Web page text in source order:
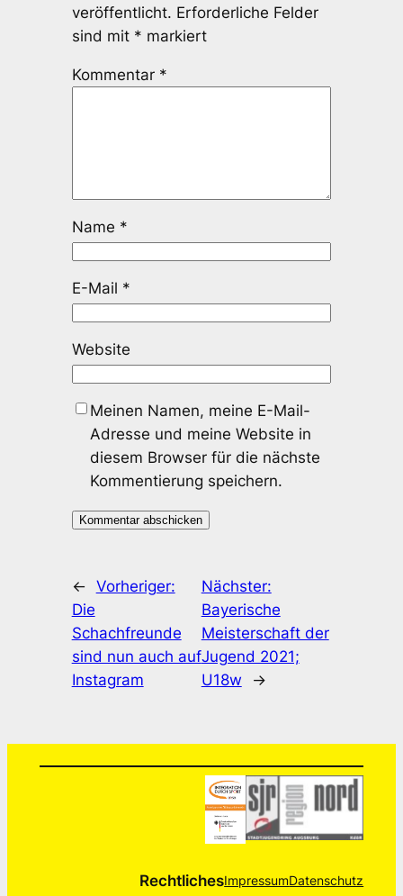
veröffentlicht. Erforderliche Felder
sind mit * markiert
Kommentar *
Name *
E-Mail *
Website
Meinen Namen, meine E-Mail-
Adresse und meine Website in
diesem Browser für die nächste
Kommentierung speichern.
← Vorheriger:
Die
Schachfreunde
sind nun auch auf
Instagram
Nächster:
Bayerische
Meisterschaft der
Jugend 2021;
U18w
→
RechtlichesImpressumDatenschutz